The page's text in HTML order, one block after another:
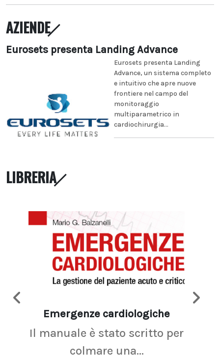
AZIENDE
Eurosets presenta Landing Advance
Eurosets presenta Landing
Advance, un sistema completo
e intuitivo che apre nuove
frontiere nel campo del
monitoraggio
multiparametrico in
cardiochirurgia...
LIBRERIA
Emergenze cardiologiche
Il manuale è stato scritto per
colmare una...